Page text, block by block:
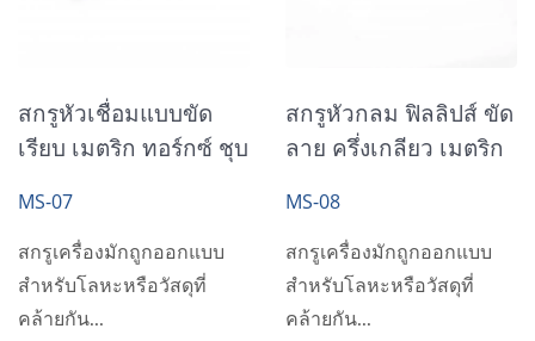
สกรูหัวเชื่อมแบบขัด
เรียบ เมตริก ทอร์กซ์ ชุบ
MS-07
สกรูเครื่องมักถูกออกแบบ
สำหรับโลหะหรือวัสดุที่
คล้ายกัน...
สกรูหัวกลม ฟิลลิปส์ ขัด
ลาย ครึ่งเกลียว เมตริก
MS-08
สกรูเครื่องมักถูกออกแบบ
สำหรับโลหะหรือวัสดุที่
คล้ายกัน...